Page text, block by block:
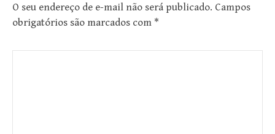
O seu endereço de e-mail não será publicado. Campos
obrigatórios são marcados com *